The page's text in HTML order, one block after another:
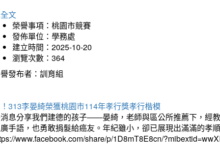
文
榮譽事項：桃園市競賽
發佈單位：學務處
建立時間：2025-10-20
瀏覽次數：364
發布者：訓育組
313李晏綺榮獲桃園市114年孝行獎孝行楷模
息分享我們建德的孩子——晏綺，老師與區公所推薦下，經
手語，也勇敢捐髮給癌友。年紀雖小，卻已展現出滿滿的孝
www.facebook.com/share/p/1D8mT8E8cn/